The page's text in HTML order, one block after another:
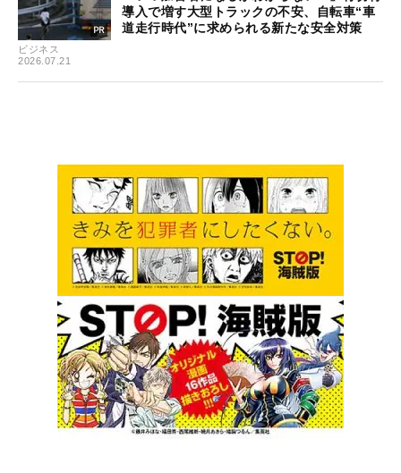
ビジネス
2026.07.21
導入で増す大型トラックの不安、自転車“車
道走行時代”に求められる新たな安全対策